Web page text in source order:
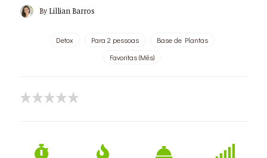
By Lillian Barros
Detox Para 2 pessoas
Base de Plantas
Favoritas (Mês)